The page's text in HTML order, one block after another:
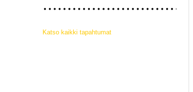
Katso kaikki tapahtumat